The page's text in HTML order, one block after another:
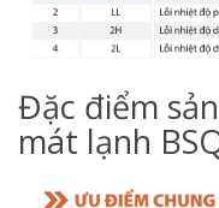
Đặc điểm
mát lạnh